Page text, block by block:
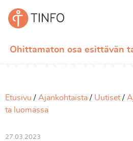
Ohittamaton osa esittävän
Etusivu Ajankohtaista Uutiset
ta luomassa
27.03.2023